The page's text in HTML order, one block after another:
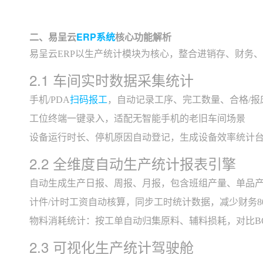
二、易呈云ERP系统核心功能解析
易呈云ERP以生产统计模块为核心，整合进销存、财务
2.1 车间实时数据采集统计
手机/PDA扫码报工 ，自动记录工序、完工数量、合格/
工位终端一键录入，适配无智能手机的老旧车间场景
设备运行时长、停机原因自动登记，生成设备效率统计
2.2 全维度自动生产统计报表引擎
自动生成生产日报、周报、月报，包含班组产量、单品
计件/计时工资自动核算，同步工时统计数据，减少财务
物料消耗统计：按工单自动归集原料、辅料损耗，对比
2.3 可视化生产统计驾驶舱